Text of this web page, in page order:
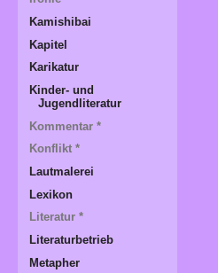
Kamishibai
Kapitel
Karikatur
Kinder- und
Jugendliteratur
Kommentar *
Konflikt *
Lautmalerei
Lexikon
Literatur *
Literaturbetrieb
Metapher